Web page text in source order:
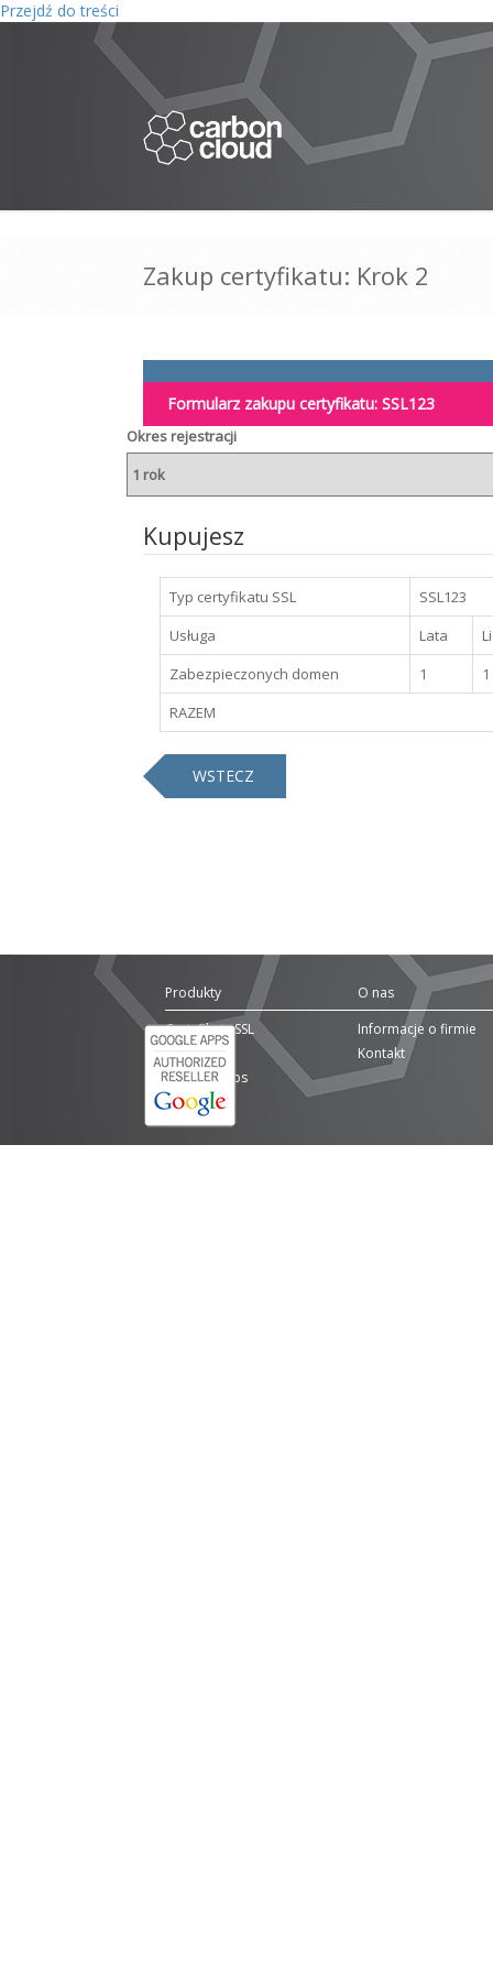
Przejdź do treści
Zakup certyfikatu: Krok 2
Formularz zakupu certyfikatu: SSL123
Okres rejestracji
Kupujesz
Typ certyfikatu SSL
SSL123
Usługa
Lata
Zabezpieczonych domen
1
1
RAZEM
Produkty
Certyfikaty SSL
Domeny
Google Apps
O nas
Informacje o firmie
Kontakt